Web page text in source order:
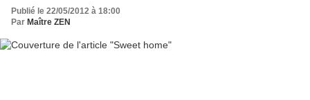
Publié le 22/05/2012 à 18:00
Par Maître ZEN